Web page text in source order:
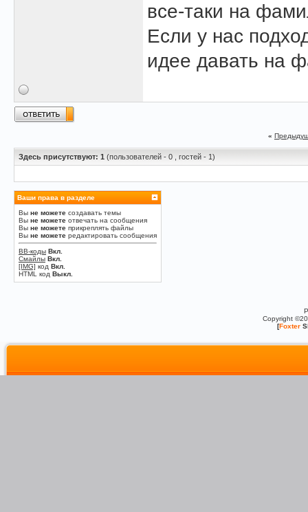
все-таки на
Если у нас
идее давать на
«
Здесь присутствуют: 1 (пользователей - 0 , гостей - 1)
Ваши права в разделе
Вы не можете создавать темы
Вы не можете отвечать на сообщения
Вы не можете прикреплять файлы
Вы не можете редактировать сообщения
BB-коды Вкл.
Смайлы Вкл.
[IMG] код Вкл.
HTML код Выкл.
Copyright
[Foxter